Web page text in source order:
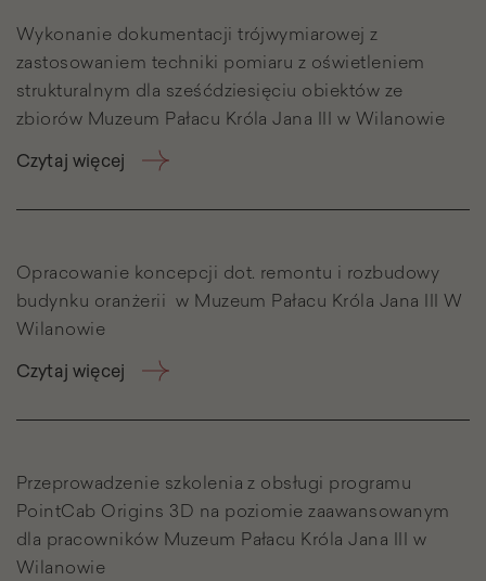
Wykonanie dokumentacji trójwymiarowej z
zastosowaniem techniki pomiaru z oświetleniem
strukturalnym dla sześćdziesięciu obiektów ze
zbiorów Muzeum Pałacu Króla Jana III w Wilanowie
Czytaj więcej
Opracowanie koncepcji dot. remontu i rozbudowy
budynku oranżerii w Muzeum Pałacu Króla Jana III W
Wilanowie
Czytaj więcej
Przeprowadzenie szkolenia z obsługi programu
PointCab Origins 3D na poziomie zaawansowanym
dla pracowników Muzeum Pałacu Króla Jana III w
Wilanowie